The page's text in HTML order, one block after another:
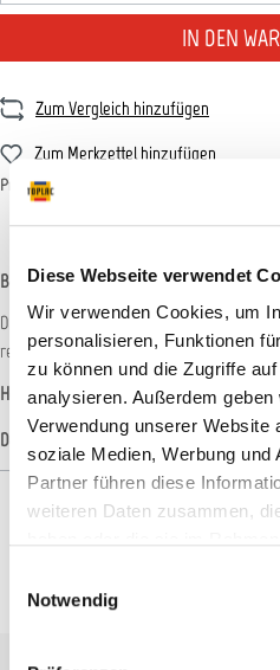
Diese Webseite verwendet
Wir verwenden Cookies, um
personalisieren, Funktionen
zu können und die Zugriffe
analysieren. Außerdem
Verwendung unserer Website
soziale Medien, Werbung und
Partner führen diese
weiteren Daten zusammen,
Notwendig
IN DEN
Zum Vergleich hinzufügen
Zum Merkzettel hinzufügen
Produktnummer:
Beschreibung
Diese "EXTRA-SCHNELLE" Spritzpistole
reduziert die Schleifarbeiten in der Kfz-
Hersteller-Informationen
Datenblätter
Produktgalerie überspringen
Passendes Zubehör